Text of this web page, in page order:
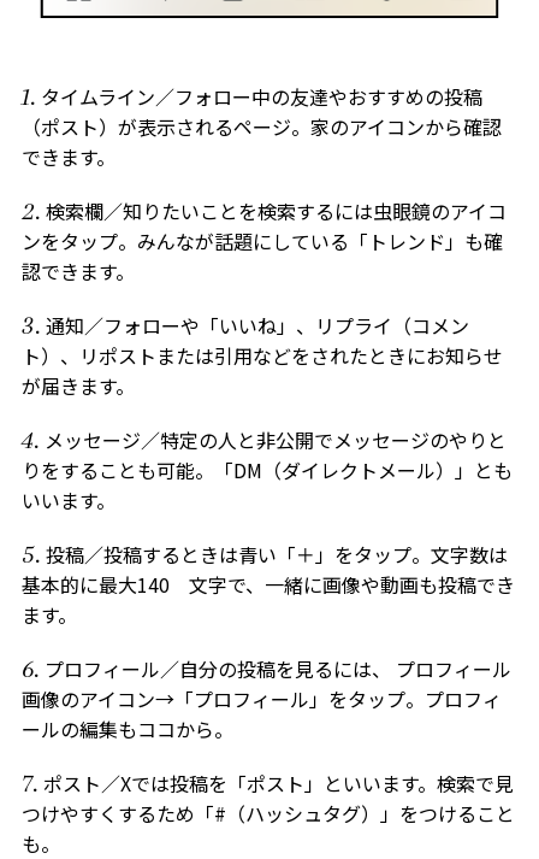
タイムライン／フォロー中の友達やおすすめの投稿
（ポスト）が表示されるページ。家のアイコンから確認
できます。
検索欄／知りたいことを検索するには虫眼鏡のアイコ
ンをタップ。みんなが話題にしている「トレンド」も確
認できます。
通知／フォローや「いいね」、リプライ（コメン
ト）、リポストまたは引用などをされたときにお知らせ
が届きます。
メッセージ／特定の人と非公開でメッセージのやりと
りをすることも可能。「DM（ダイレクトメール）」とも
いいます。
投稿／投稿するときは青い「＋」をタップ。文字数は
基本的に最大140 文字で、一緒に画像や動画も投稿でき
ます。
プロフィール／自分の投稿を見るには、 プロフィール
画像のアイコン→「プロフィール」をタップ。プロフィ
ールの編集もココから。
ポスト／Xでは投稿を「ポスト」といいます。検索で見
つけやすくするため「#（ハッシュタグ）」をつけること
も。